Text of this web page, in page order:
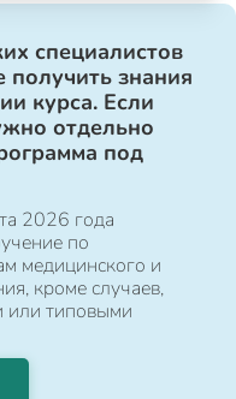
специалистов
получить знания
курса. Если
отдельно
под
2026 года
по
медицинского и
кроме случаев,
или типовыми